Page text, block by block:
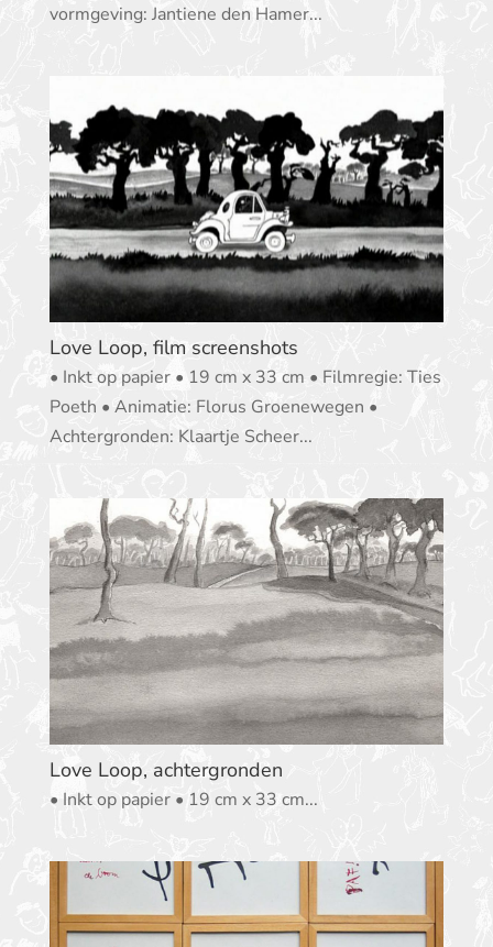
vormgeving: Jantiene den Hamer...
Love Loop, film screenshots
• Inkt op papier • 19 cm x 33 cm • Filmregie: Ties
Poeth • Animatie: Florus Groenewegen •
Achtergronden: Klaartje Scheer...
Love Loop, achtergronden
• Inkt op papier • 19 cm x 33 cm...